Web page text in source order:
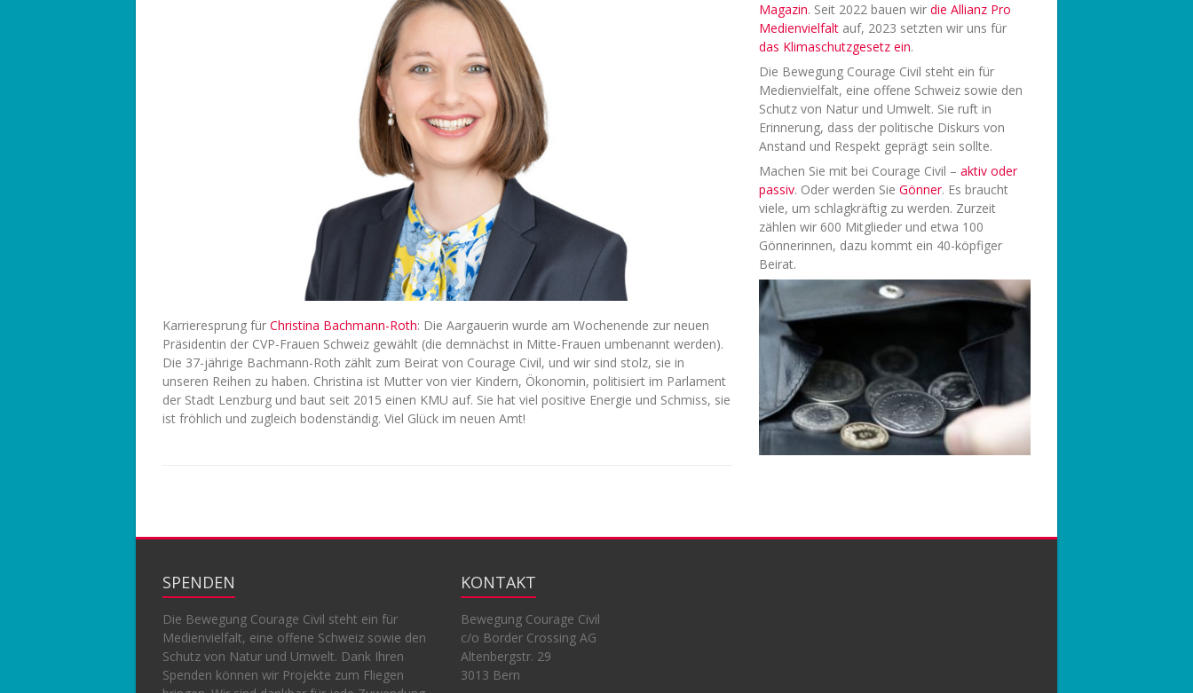
Karrieresprung für Christina Bachmann-Roth: Die Aargauerin wurde am Wochenende zur neuen
Präsidentin der CVP-Frauen Schweiz gewählt (die demnächst in Mitte-Frauen umbenannt werden).
Die 37-jährige Bachmann-Roth zählt zum Beirat von Courage Civil, und wir sind stolz, sie in
unseren Reihen zu haben. Christina ist Mutter von vier Kindern, Ökonomin, politisiert im Parlament
der Stadt Lenzburg und baut seit 2015 einen KMU auf. Sie hat viel positive Energie und Schmiss, sie
ist fröhlich und zugleich bodenständig. Viel Glück im neuen Amt!
Magazin. Seit 2022 bauen wirdie Allianz Pro
Medienvielfalt auf, 2023 setzten wir uns für
das Klimaschutzgesetz ein.
Die Bewegung Courage Civil steht ein für
Medienvielfalt, eine offene Schweiz sowie den
Schutz von Natur und Umwelt. Sie ruft in
Erinnerung, dass der politische Diskurs von
Anstand und Respekt geprägt sein sollte.
Machen Sie mit bei Courage Civil –aktiv oder
passiv. Oder werden SieGönner. Es braucht
viele, um schlagkräftig zu werden. Zurzeit
zählen wir 600 Mitglieder und etwa 100
Gönnerinnen, dazu kommt ein 40-köpfiger
Beirat.
SPENDEN
Die Bewegung Courage Civil steht ein für
Medienvielfalt, eine offene Schweiz sowie den
Schutz von Natur und Umwelt. Dank Ihren
Spenden können wir Projekte zum Fliegen
KONTAKT
Bewegung Courage Civil
c/o Border Crossing AG
Altenbergstr. 29
3013 Bern